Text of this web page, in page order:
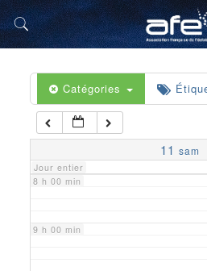
Catégories
11 sam
Jour entier
5 h 00 min
6 h 00 min
7 h 00 min
8 h 00 min
9 h 00 min